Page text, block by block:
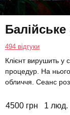
Балійське
494 відгуки
Клієнт вирушить у
процедур. На
обличчя. Сеанс
4500 грн 1 люд.